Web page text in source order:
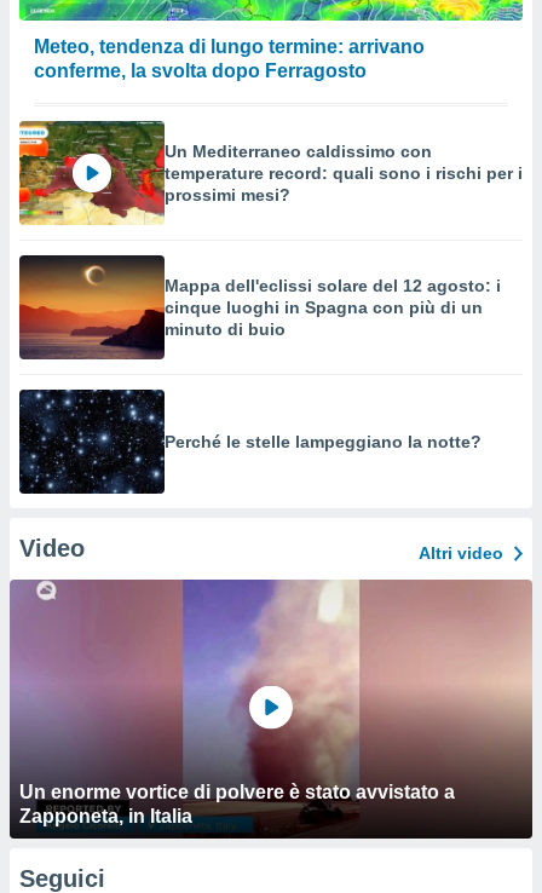
Meteo, tendenza di lungo termine: arrivano
conferme, la svolta dopo Ferragosto
Un Mediterraneo caldissimo con
temperature record: quali sono i rischi per i
prossimi mesi?
Mappa dell'eclissi solare del 12 agosto: i
cinque luoghi in Spagna con più di un
minuto di buio
Perché le stelle lampeggiano la notte?
Video Altri video
Un enorme vortice di polvere è stato avvistato a
Zapponeta, in Italia
Seguici